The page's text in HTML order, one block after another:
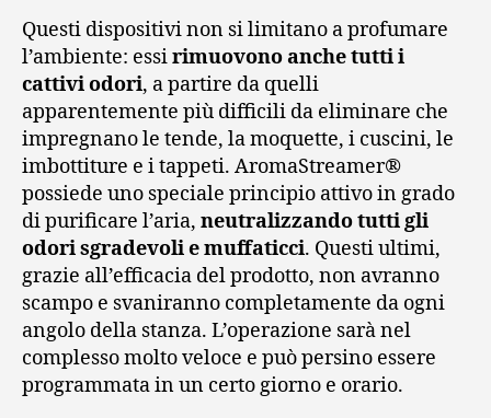
Questi dispositivi non si limitano a profumare
l’ambiente: essirimuovono anche tutti i
cattivi odori, a partire da quelli
apparentemente più difficili da eliminare che
impregnano le tende, la moquette, i cuscini, le
imbottiture e i tappeti. AromaStreamer®
possiede uno speciale principio attivo in grado
di purificare l’aria, neutralizzando tutti gli
odori sgradevoli e muffaticci. Questi ultimi,
grazie all’efficacia del prodotto, non avranno
scampo e svaniranno completamente da ogni
angolo della stanza. L’operazione sarà nel
complesso molto veloce e può persino essere
programmata in un certo giorno e orario.